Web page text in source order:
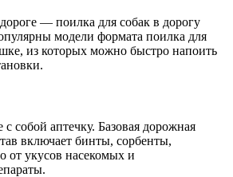
— поилка для собак в дорогу
модели формата поилка для
из которых можно быстро напоить
с собой аптечку. Базовая дорожная
включает бинты, сорбенты,
от укусов насекомых и